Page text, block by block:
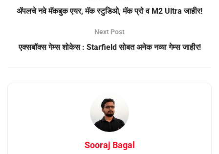
ॲपलचे नवे मॅकबुक एयर, मॅक स्टुडिओ, मॅक प्रो व M2 Ultra जाहीर!
Next Post
एक्सबॉक्स गेम्स शोकेस : Starfield सोबत अनेक नव्या गेम्स जाहीर!
Sooraj Bagal